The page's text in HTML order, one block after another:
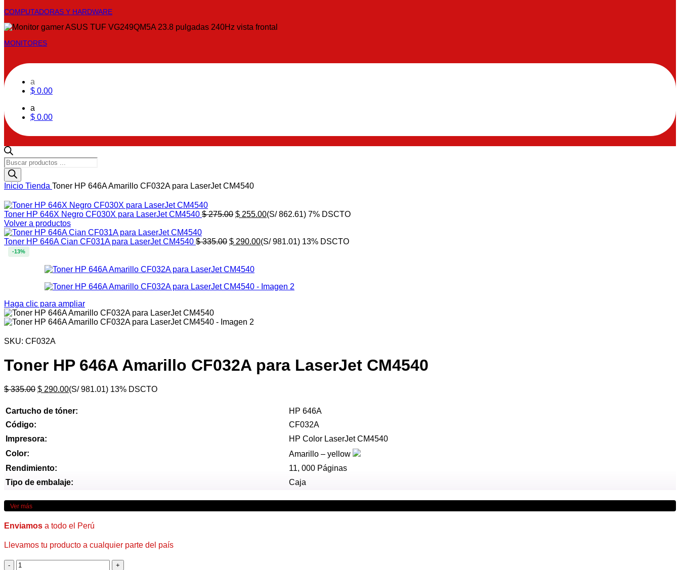
COMPUTADORAS Y HARDWARE
MONITORES
a
$ 0.00
a
$ 0.00
Búsqueda
de
productos
Inicio Tienda Toner HP 646A Amarillo CF032A para LaserJet CM4540
Toner HP 646X Negro CF030X para LaserJet CM4540 $275.00 El
era:
$ 255.00El
es:
(S/ 862.61) 7% DSCTO
Volver a productos
Toner HP 646A Cian CF031A para LaserJet CM4540 $335.00 El
era:
$ 290.00El
(S/ 981.01) 13% DSCTO
-13%
Haga clic para ampliar
SKU: CF032A
Toner HP 646A Amarillo CF032A para LaserJet CM4540
$335.00 El
original
era:
$ 290.00El
es:
(S/ 981.01) 13% DSCTO
Cartucho de tóner:
HP 646A
Código:
CF032A
Impresora:
HP Color LaserJet CM4540
Color:
Amarillo – yellow
Rendimiento:
11, 000 Páginas
Tipo de embalaje:
Caja
Ver más
Enviamos a todo el Perú
Llevamos tu producto a cualquier parte del país
Toner